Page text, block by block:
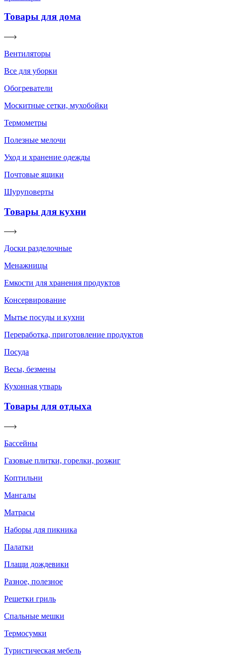
Товары для дома
Вентиляторы
Все для уборки
Обогреватели
Москитные сетки, мухобойки
Термометры
Полезные мелочи
Уход и хранение одежды
Почтовые ящики
Шуруповерты
Товары для кухни
Доски разделочные
Менажницы
Емкости для хранения продуктов
Консервирование
Мытье посуды и кухни
Переработка, приготовление продуктов
Посуда
Весы, безмены
Кухонная утварь
Товары для отдыха
Бассейны
Газовые плитки, горелки, розжиг
Коптильни
Мангалы
Матрасы
Наборы для пикника
Палатки
Плащи дождевики
Разное, полезное
Решетки гриль
Спальные мешки
Термосумки
Туристическая мебель